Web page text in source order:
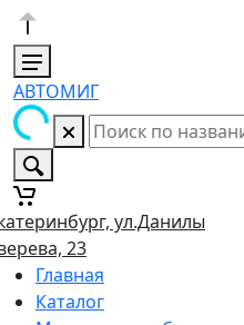
АВТОМИГ
ул.Данилы
23
Главная
Каталог